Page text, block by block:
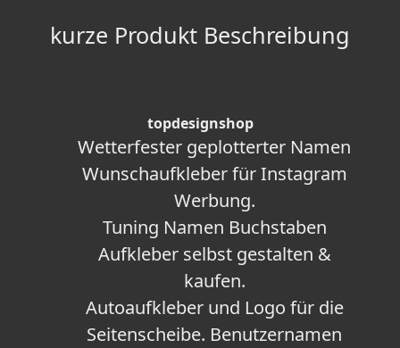
kurze Produkt Beschreibung
topdesignshop
Wetterfester geplotterter Namen
Wunschaufkleber für Instagram
Werbung.
Tuning Namen Buchstaben
Aufkleber selbst gestalten &
kaufen.
Autoaufkleber und Logo für die
Seitenscheibe. Benutzernamen